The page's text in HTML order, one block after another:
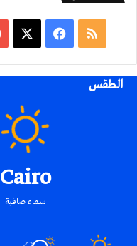
ملخص
الموقع
فيسبوك
الطقس
Cairo
سماء صافية